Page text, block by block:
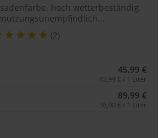
hoch wetterbeständig,
(2)
45,99 €
45,99 € / 1 Liter
89,99 €
36,00 € / 1 Liter